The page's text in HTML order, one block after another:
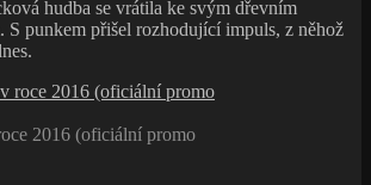
hudba se vrátila ke svým dřevním
S punkem přišel rozhodující impuls, z něhož
2016 (oficiální promo